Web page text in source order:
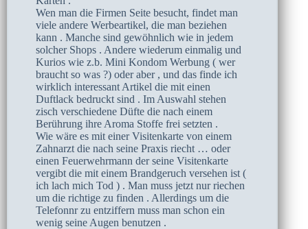
Wen man die Firmen Seite besucht, findet man
viele andere Werbeartikel, die man beziehen
kann . Manche sind gewöhnlich wie in jedem
solcher Shops . Andere wiederum einmalig und
Kurios wie z.b. Mini Kondom Werbung ( wer
braucht so was ?) oder aber , und das finde ich
wirklich interessant Artikel die mit einen
Duftlack bedruckt sind . Im Auswahl stehen
zisch verschiedene Düfte die nach einem
Berührung ihre Aroma Stoffe frei setzten .
Wie wäre es mit einer Visitenkarte von einem
Zahnarzt die nach seine Praxis riecht … oder
einen Feuerwehrmann der seine Visitenkarte
vergibt die mit einem Brandgeruch versehen ist (
ich lach mich Tod ) . Man muss jetzt nur riechen
um die richtige zu finden . Allerdings um die
Telefonnr zu entziffern muss man schon ein
wenig seine Augen benutzen .